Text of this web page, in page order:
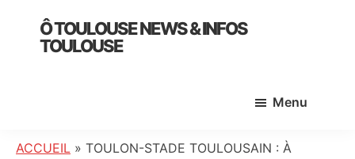
primary
Ô TOULOUSE NEWS & INFOS
TOULOUSE
:
Menu
ACCUEIL » TOULON-STADE TOULOUSAIN : À